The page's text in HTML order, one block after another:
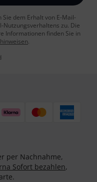
Sie dem Erhalt von E-Mail-
Nutzungsverhaltens zu. Die
Informationen finden Sie in
.
per Nachnahme,
Sofort bezahlen,